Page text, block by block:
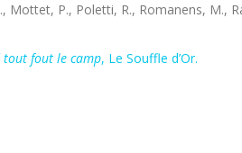
Mottet, P., Poletti, R., Romanens, M.,
tout fout le camp, Le Souffle d’Or.